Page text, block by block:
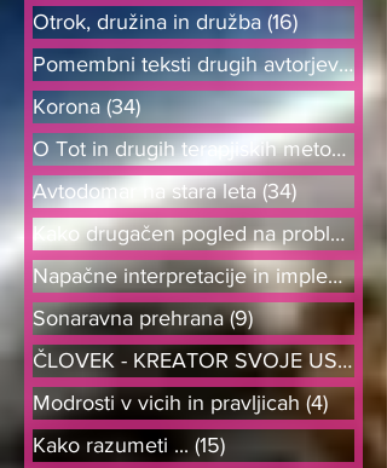
Otrok, družina in družba (16) 16 objav
Pomembni teksti drugih avtorjev(6)6
Korona (34)
O Tot in drugih terapjiskih metodah
Avtodomar na stara leta (34)
Kako drugačen pogled na probleme od
Napačne interpretacije in implement
Sonaravna prehrana (9)9 objav
ČLOVEK - KREATOR SVOJE USODE
Modrosti v vicih in pravljicah (4)4
Kako razumeti ... (15)